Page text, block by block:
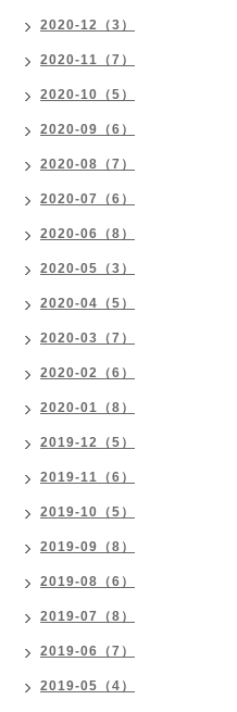
2020-12（3）
2020-11（7）
2020-10（5）
2020-09（6）
2020-08（7）
2020-07（6）
2020-06（8）
2020-05（3）
2020-04（5）
2020-03（7）
2020-02（6）
2020-01（8）
2019-12（5）
2019-11（6）
2019-10（5）
2019-09（8）
2019-08（6）
2019-07（8）
2019-06（7）
2019-05（4）